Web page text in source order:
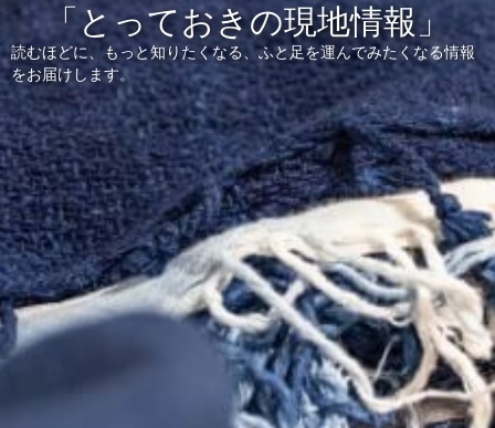
「とっておきの現地情報」
読むほどに、もっと知りたくなる、ふと足を運んでみたくなる情報
をお届けします。